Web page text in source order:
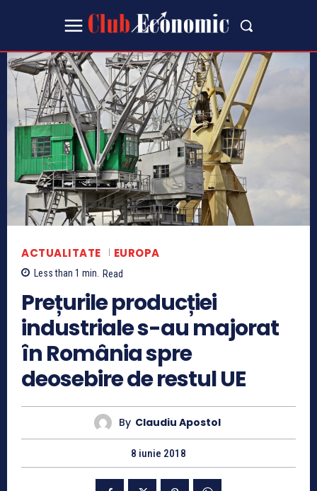
ACTUALITATE EUROPA
Less than 1 min. Read
Prețurile producției
industriale s-au majorat
în România spre
deosebire de restul UE
By Claudiu Apostol
8 iunie 2018